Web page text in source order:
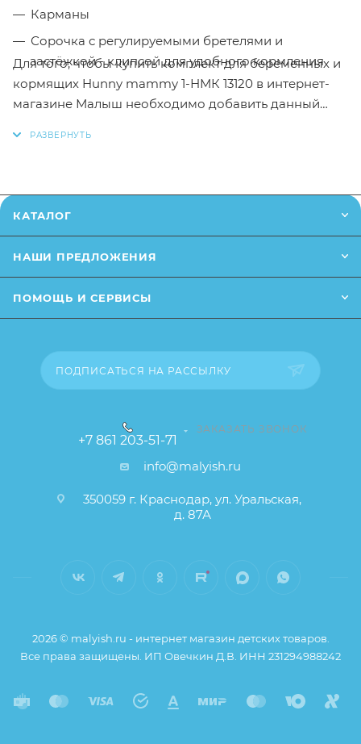
Карманы
Сорочка с регулируемыми бретелями и
застёжкой - клипсой для удобного кормления
Для того, чтобы купить комплект для беременных и
кормящих Hunny mammy 1-НМК 13120 в интернет-
магазине Малыш необходимо добавить данный
от описания и изображения, размещенного на
изменения в дизайне или упаковке и т.д., не
товара), при этом основные потребительские
КАТАЛОГ
НАШИ ПРЕДЛОЖЕНИЯ
ПОМОЩЬ И СЕРВИСЫ
ПОДПИСАТЬСЯ НА РАССЫЛКУ
+7 861 203-51-71
ЗАКАЗАТЬ ЗВОНОК
info@malyish.ru
350059 г. Краснодар, ул. Уральская,
д. 87А
2026 © malyish.ru - интернет магазин детских товаров.
Все права защищены. ИП Овечкин Д.В. ИНН 231294988242